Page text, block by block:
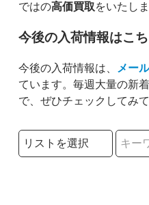
ではの高価買取をいたしま
今後の入荷情報はこ
今後の入荷情報は、 メー
ています。毎週大量の新
で、ぜひチェックしてみて
検索リストの選択